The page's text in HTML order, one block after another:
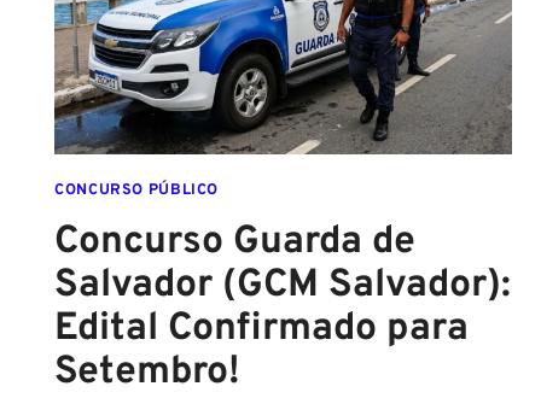
EM
DIREITO
CONCURSO PÚBLICO
Concurso Guarda de
Salvador (GCM Salvador):
Edital Confirmado para
Setembro!